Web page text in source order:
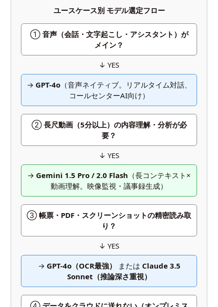
ユースケース別 モデル選定フロー
① 音声（会話・文字起こし・アシスタント）が
メイン？
↓ YES
→ GPT-4o（音声ネイティブ。リアルタイム対話、
コールセンターAI向け）
② 長尺動画（5分以上）の内容理解・分析が必
要？
↓ YES
→ Gemini 1.5 Pro / 2.0 Flash （長コンテキスト×
動画理解。映像監視・議事録生成）
③ 帳票・PDF・スクリーンショットの精密読み取
り？
↓ YES
→ GPT-4o（OCR最強） または Claude 3.5
Sonnet（推論深さ重視）